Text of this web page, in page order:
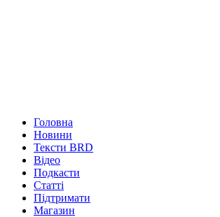
Головна
Новини
Тексти BRD
Відео
Подкасти
Статті
Підтримати
Магазин